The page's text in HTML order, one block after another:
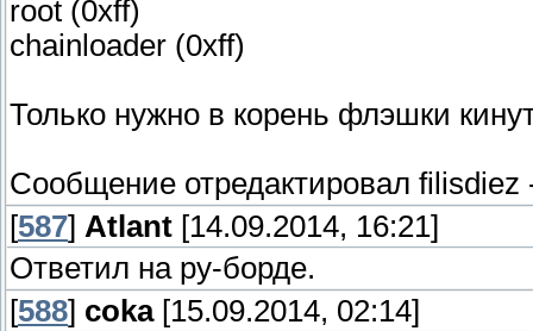
root (0xff)
chainloader (0xff)
Только нужно в корень флэшки
Сообщение отредактировал filisdiez
[587] Atlant [14.09.2014, 16:21]
Ответил на ру-борде.
[588] coka[15.09.2014, 02:14]